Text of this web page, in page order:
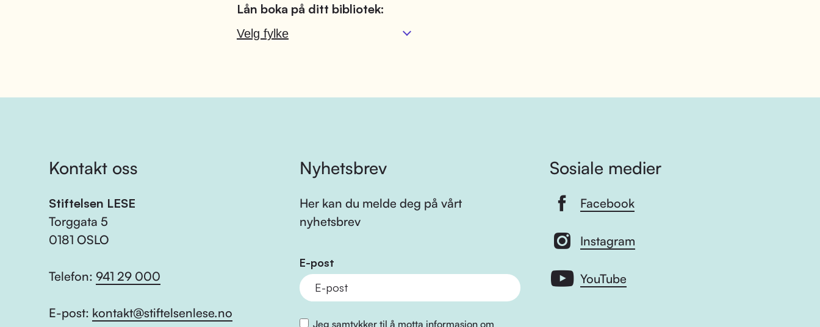
Lån boka på ditt bibliotek:
Velg fylke
Kontakt oss
Stiftelsen LESE
Torggata 5
0181 OSLO
Telefon: 941 29 000
E-post: kontakt@stiftelsenlese.no
Nyhetsbrev
Her kan du melde deg på vårt
nyhetsbrev
E-post
Jeg samtykker til å motta informasjon om
Sosiale medier
Facebook
Instagram
YouTube